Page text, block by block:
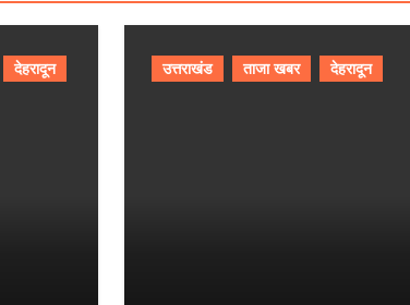
देहरादून
उत्तराखंड ताजा खबर देहरादून